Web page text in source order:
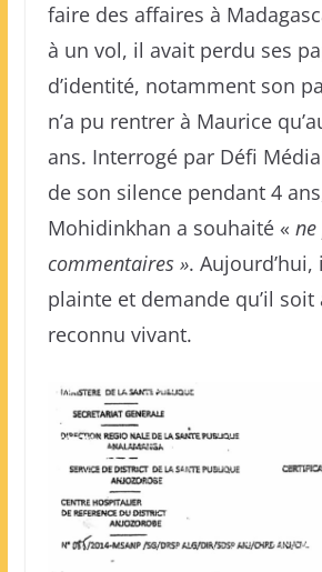
faire des affaires à
à un vol, il avait perdu ses
d’identité, notamment son
n’a pu rentrer à Maurice
ans. Interrogé par Défi
de son silence pendant 4
Mohidinkhan a souhaité «
commentaires ».
plainte et demande qu’il soit
reconnu vivant.